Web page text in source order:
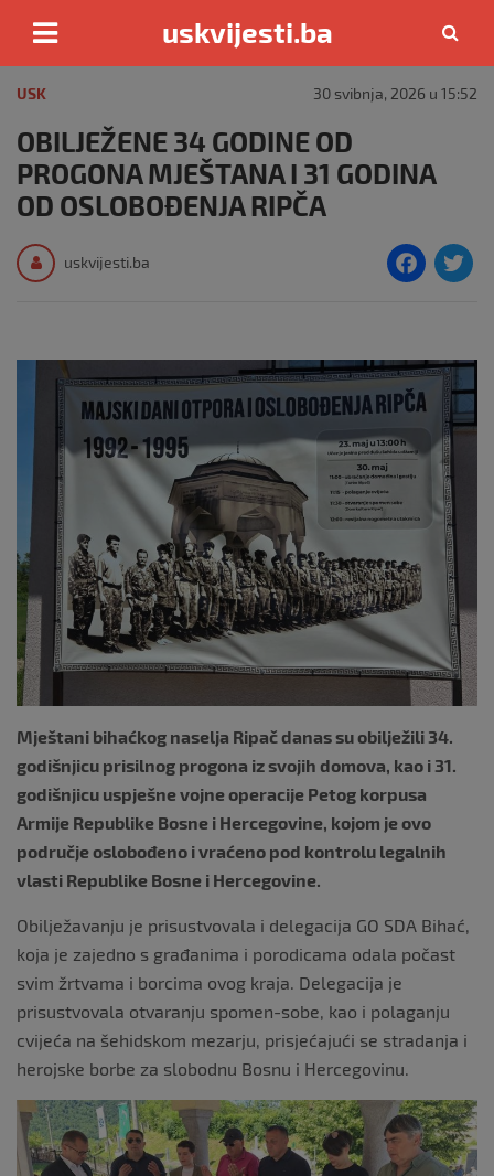
content
uskvijesti.ba
USK 30 svibnja, 2026 u 15:52
OBILJEŽENE 34 GODINE OD
PROGONA MJEŠTANA I 31 GODINA
OD OSLOBOĐENJA RIPČA
uskvijesti.ba
F
e
b
o
o
k
Mještani bihaćkog naselja Ripač danas su obilježili 34.
godišnjicu prisilnog progona iz svojih domova, kao i 31.
godišnjicu uspješne vojne operacije Petog korpusa
Armije Republike Bosne i Hercegovine, kojom je ovo
područje oslobođeno i vraćeno pod kontrolu legalnih
vlasti Republike Bosne i Hercegovine.
Obilježavanju je prisustvovala i delegacija GO SDA Bihać,
koja je zajedno s građanima i porodicama odala počast
svim žrtvama i borcima ovog kraja. Delegacija je
prisustvovala otvaranju spomen-sobe, kao i polaganju
cvijeća na šehidskom mezarju, prisjećajući se stradanja i
herojske borbe za slobodnu Bosnu i Hercegovinu.